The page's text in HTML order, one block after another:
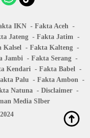
IKN
Fakta Aceh
Jateng
Fakta Jatim
Kalsel
Fakta Kalteng
Jambi
Fakta Serang
Kendari
Fakta Babel
Palu
Fakta Ambon
Natuna
Disclaimer
Media SIber